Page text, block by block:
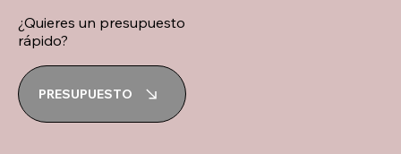
¿Quieres un presupuesto
rápido?
PRESUPUESTO